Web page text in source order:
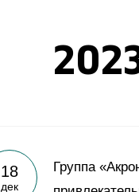
18
дек
Группа